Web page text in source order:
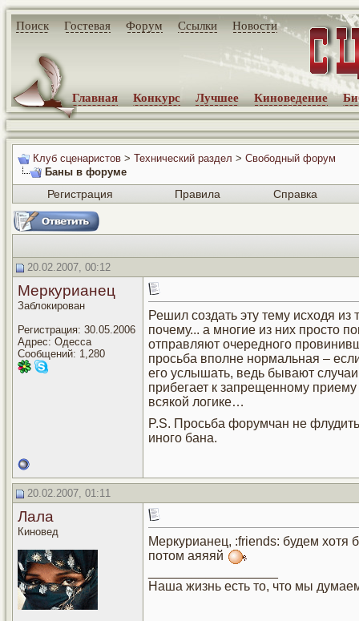
Поиск Гостевая Форум Ссылки Новости
Главная Конкурс Лучшее Киноведение
Клуб сценаристов > Технический раздел > Свободный форум
Баны в форуме
Регистрация Правила Справка
20.02.2007, 00:12
Меркурианец
Заблокирован
Регистрация: 30.05.2006
Адрес: Одесса
Сообщений: 1,280
Решил создать эту тему исходя
почему... а многие из них просто
отправляют очередного
просьба вполне нормальная –
его услышать, ведь бывают
прибегает к запрещенному
всякой логике…
P.S. Просьба форумчан не
иного бана.
20.02.2007, 01:11
Лала
Киновед
Меркурианец, :friends: будем хотя
потом аяяяй
Наша жизнь есть то, что мы